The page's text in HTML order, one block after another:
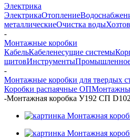
Электрика
ЭлектрикаОтопление
металлическиеОчистка воды
-
Монтажные коробки
КабельКабеленесущие системы
щитовИнструментыПромышленное
-
Монтажные коробки для твердых
Коробки распаячные ОП
-Монтажная коробка У192 СП